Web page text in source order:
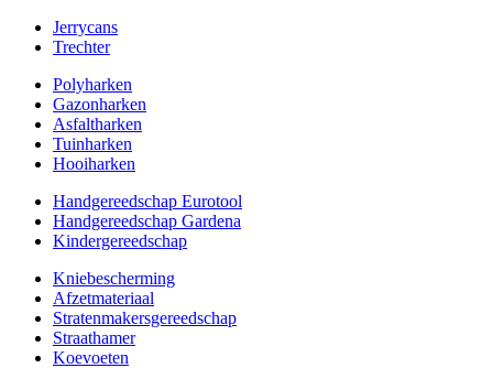
Jerrycans
Trechter
Polyharken
Gazonharken
Asfaltharken
Tuinharken
Hooiharken
Handgereedschap Eurotool
Handgereedschap Gardena
Kindergereedschap
Kniebescherming
Afzetmateriaal
Stratenmakersgereedschap
Straathamer
Koevoeten